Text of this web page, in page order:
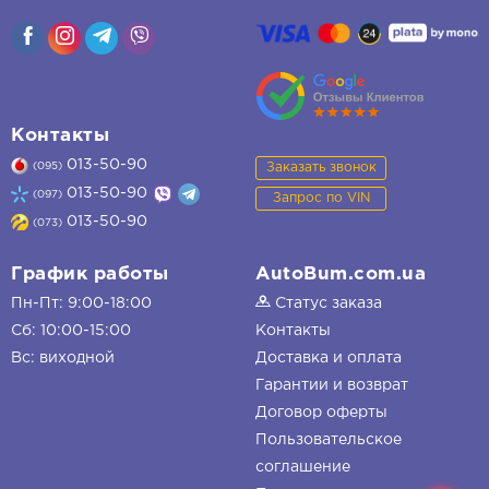
Контакты
(095) 013-50-90
(097) 013-50-90
(073) 013-50-90
Заказать звонок
Запрос по VIN
График работы
Пн-Пт: 9:00-18:00
Сб: 10:00-15:00
Вс: виходной
AutoBum.com.ua
Статус заказа
Контакты
Доставка и оплата
Гарантии и возврат
Договор оферты
Пользовательское
соглашение